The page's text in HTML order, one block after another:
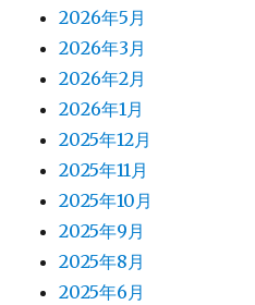
2026年5月
2026年3月
2026年2月
2026年1月
2025年12月
2025年11月
2025年10月
2025年9月
2025年8月
2025年6月